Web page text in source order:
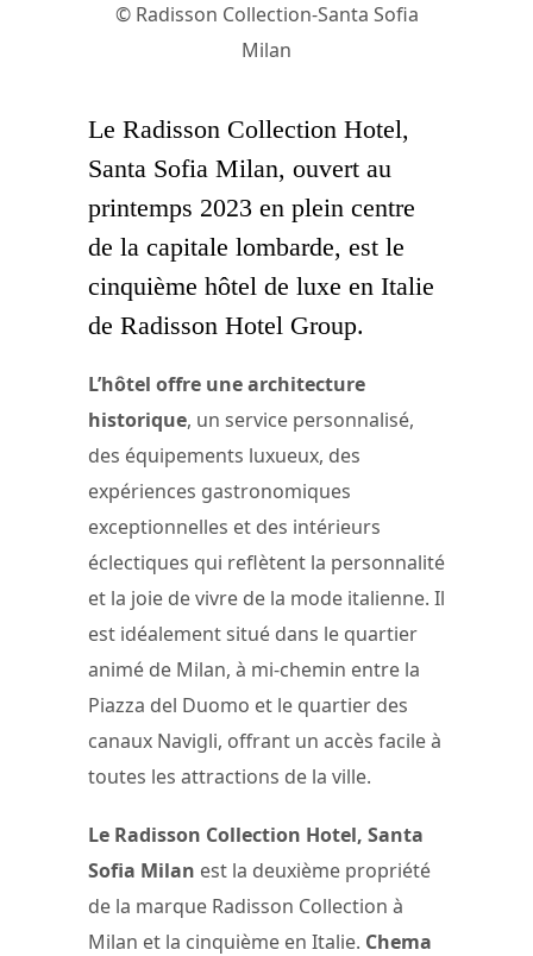
© Radisson Collection-Santa Sofia
Milan
Le Radisson Collection Hotel,
Santa Sofia Milan, ouvert au
printemps 2023 en plein centre
de la capitale lombarde, est le
cinquième hôtel de luxe en Italie
de Radisson Hotel Group.
L’hôtel offre une architecture
historique, un service personnalisé,
des équipements luxueux, des
expériences gastronomiques
exceptionnelles et des intérieurs
éclectiques qui reflètent la personnalité
et la joie de vivre de la mode italienne. Il
est idéalement situé dans le quartier
animé de Milan, à mi-chemin entre la
Piazza del Duomo et le quartier des
canaux Navigli, offrant un accès facile à
toutes les attractions de la ville.
Le Radisson Collection Hotel, Santa
Sofia Milan est la deuxième propriété
de la marque Radisson Collection à
Milan et la cinquième en Italie. Chema